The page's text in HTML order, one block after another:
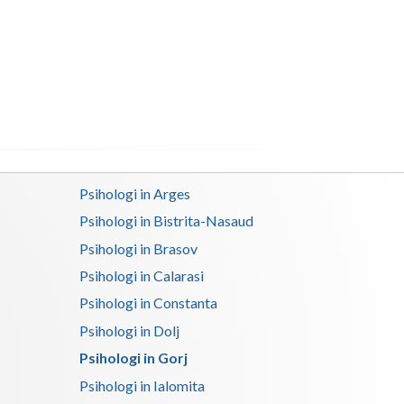
Covasna
Dambovita
Galati
Giurgiu
Gorj
Psihologi in Arges
Psihologi in Bistrita-Nasaud
Psihologi in Brasov
Psihologi in Calarasi
Psihologi in Constanta
Psihologi in Dolj
Psihologi in Gorj
Psihologi in Ialomita